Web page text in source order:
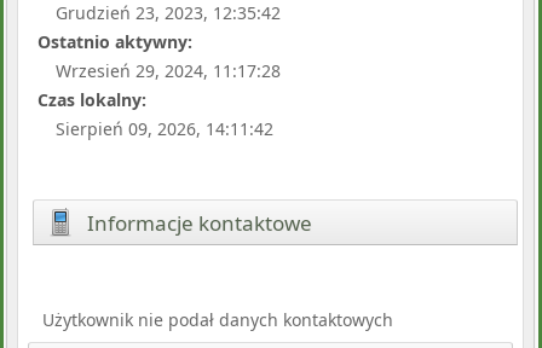
Grudzień 23, 2023, 12:35:42
Ostatnio aktywny:
Wrzesień 29, 2024, 11:17:28
Czas lokalny:
Sierpień 09, 2026, 14:11:42
Informacje kontaktowe
Użytkownik nie podał danych kontaktowych